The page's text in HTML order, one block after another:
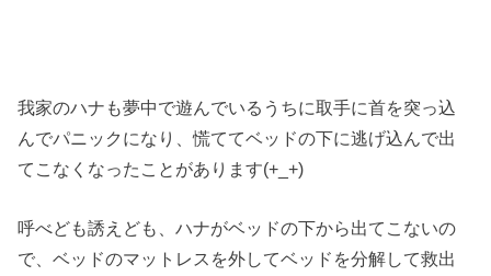
我家のハナも夢中で遊んでいるうちに取手に首を突っ込
んでパニックになり、慌ててベッドの下に逃げ込んで出
てこなくなったことがあります(+_+)
呼べども誘えども、ハナがベッドの下から出てこないの
で、ベッドのマットレスを外してベッドを分解して救出